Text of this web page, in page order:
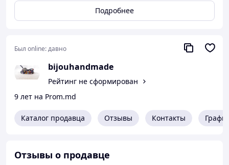
другому празднику девушке, подруге, супруге, сестре,
матери. Сделано для Вас с любовью!
Подробнее
Был online:давно
bijouhandmade
Рейтинг не сформирован
9 лет на Prom.md
Каталог продавца Отзывы Контакты
Отзывы о продавце